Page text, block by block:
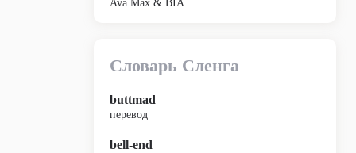
Ava Max & BIA
Словарь Сленга
buttmad
перевод
bell-end